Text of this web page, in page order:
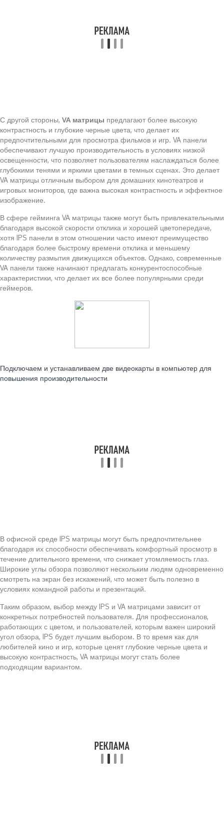
С другой стороны, VA матрицы предлагают более высокую
контрастность и глубокие черные цвета, что делает их
предпочтительными для просмотра фильмов и игр. VA панели
обеспечивают лучшую производительность в условиях низкой
освещенности, что позволяет пользователям наслаждаться более
глубокими тенями и яркими цветами в темных сценах. Это делает
VA матрицы отличным выбором для домашних кинотеатров и
игровых мониторов, где важна высокая контрастность и эффектное
изображение.
В сфере гейминга VA матрицы также могут быть привлекательными
благодаря высокой скорости отклика и хорошей цветопередаче,
хотя IPS панели в этом отношении часто имеют преимущество
благодаря более быстрому времени отклика и меньшему
количеству размытия движущихся объектов. Однако, современные
VA панели также начинают предлагать конкурентоспособные
характеристики, что делает их все более популярными среди
геймеров.
Подключаем и устанавливаем две видеокарты в компьютер для
повышения производительности
В офисной среде IPS матрицы могут быть предпочтительнее
благодаря их способности обеспечивать комфортный просмотр в
течение длительного времени, что снижает утомляемость глаз.
Широкие углы обзора позволяют нескольким людям одновременно
смотреть на экран без искажений, что может быть полезно в
условиях командной работы и презентаций.
Таким образом, выбор между IPS и VA матрицами зависит от
конкретных потребностей пользователя. Для профессионалов,
работающих с цветом, и пользователей, которым важен широкий
угол обзора, IPS будет лучшим выбором. В то время как для
любителей кино и игр, которые ценят глубокие черные цвета и
высокую контрастность, VA матрицы могут стать более
подходящим вариантом.